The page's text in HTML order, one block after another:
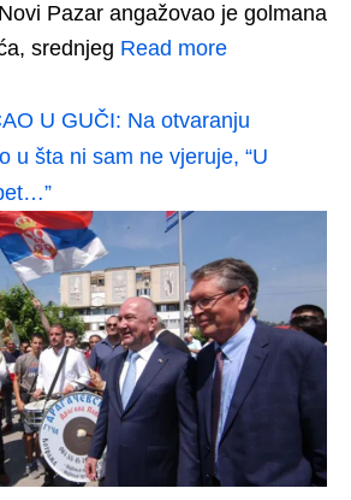
Pazar angažovao je golmana
srednjeg Read more
U GUČI: Na otvaranju
u šta ni sam ne vjeruje, “U